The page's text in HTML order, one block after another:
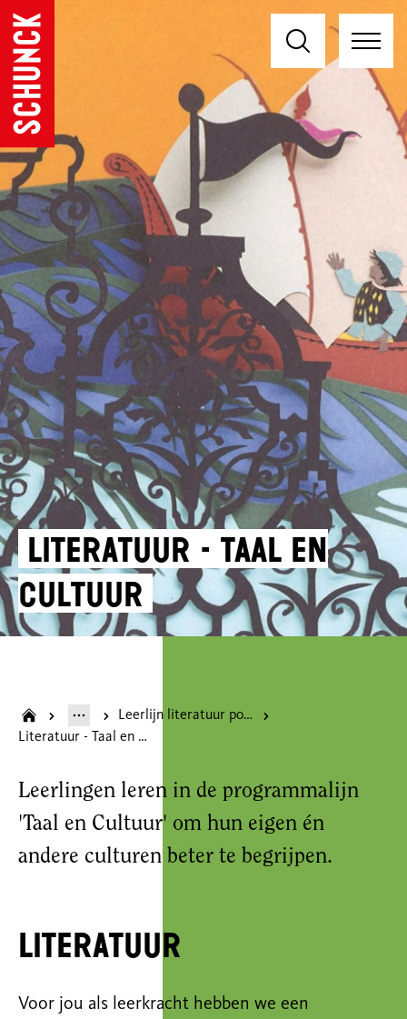
Literatuur - Taal en
Cultuur
Leerlijn literatuur po onderbouw
Literatuur - Taal en Cultuur
Leerlingen leren in de programmalijn
'Taal en Cultuur' om hun eigen én
andere culturen beter te begrijpen.
Literatuur
Voor jou als leerkracht hebben we een